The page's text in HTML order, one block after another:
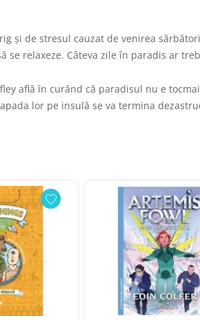
și de stresul cauzat de venirea
se relaxeze. Câteva zile în paradis ar
află în curând că paradisul nu e
lor pe insulă se va termina